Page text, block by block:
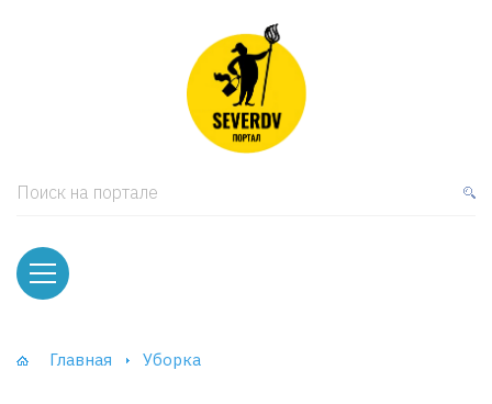
Поиск на портале
Главная Уборка
и тумбы